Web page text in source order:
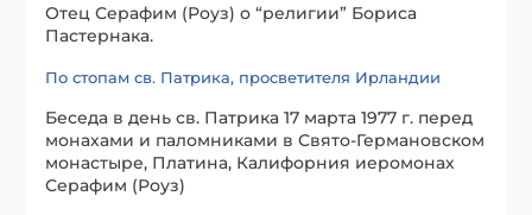
Отец Серафим (Роуз) о “религии” Бориса
Пастернака.
По стопам св. Патрика, просветителя Ирландии
Беседа в день св. Патрика 17 марта 1977 г. перед
монахами и паломниками в Свято-Германовском
монастыре, Платина, Калифорния иеромонах
Серафим (Роуз)